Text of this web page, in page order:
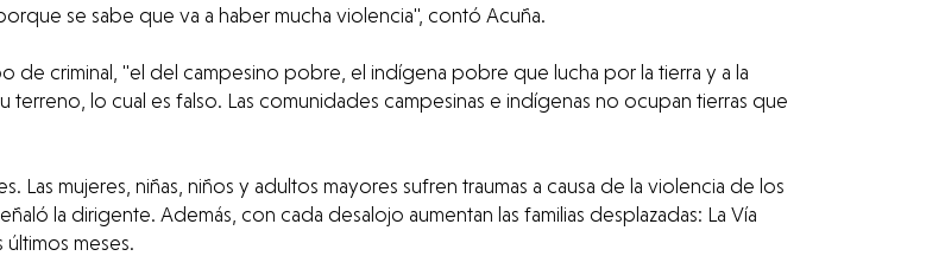
se sabe que va a haber mucha violencia", contó Acuña.
criminal, "el del campesino pobre, el indígena pobre que lucha por la tierra y a la
lo cual es falso. Las comunidades campesinas e indígenas no ocupan tierras que
Las mujeres, niñas, niños y adultos mayores sufren traumas a causa de la violencia de los
la dirigente. Además, con cada desalojo aumentan las familias desplazadas: La Vía
meses.